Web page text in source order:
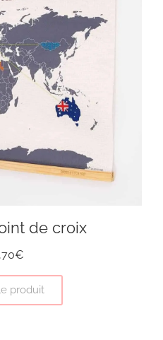
de croix
produit